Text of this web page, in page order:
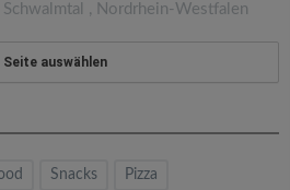
Schwalmtal , Nordrhein-Westfalen
Seite auswählen
Snacks Pizza